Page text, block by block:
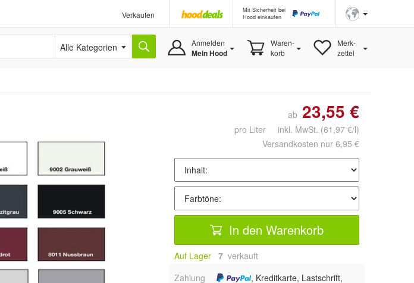
Verkaufen
Mit Sicherheit bei
Hood einkaufen
Alle Kategorien Anmelden
Mein Hood
Waren-
korb
Merk-
zettel
ab 23,55 €
pro Liter inkl. MwSt. (61,97 €/l)
Versandkosten nur 6,95 €
In den Warenkorb
Auf Lager 7 verkauft
Zahlung
, Kreditkarte, Lastschrift,